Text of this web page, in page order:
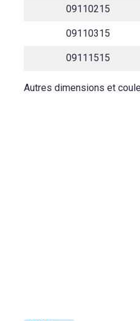
09110215
09110315
09111515
Autres dimensions et